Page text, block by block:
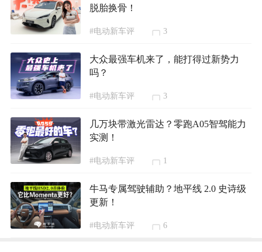
脱胎换骨！
#电动新车评 3
大众最强车机来了，能打得过新势力
吗？
#电动新车评 3
几万块带激光雷达？零跑A05智驾能力
实测！
#电动新车评 1
牛马专属驾驶辅助？地平线 2.0 史诗级
更新！
#电动新车评 6